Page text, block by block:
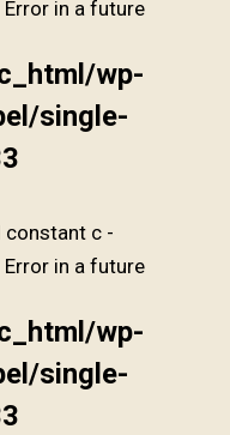
in a future
wp-
single-
constant c -
in a future
wp-
single-